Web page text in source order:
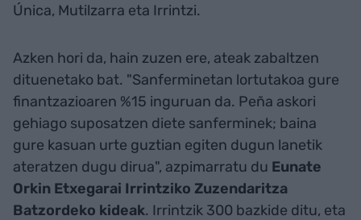
Única, Mutilzarra eta Irrintzi.
Azken hori da, hain zuzen ere, ateak zabaltzen
dituenetako bat. "Sanferminetan lortutakoa gure
finantzazioaren %15 inguruan da. Peña askori
gehiago suposatzen diete sanferminek; baina
gure kasuan urte guztian egiten dugun lanetik
ateratzen dugu dirua", azpimarratu du Eunate
Orkin Etxegarai Irrintziko Zuzendaritza
Batzordeko kideak. Irrintzik 300 bazkide ditu, eta